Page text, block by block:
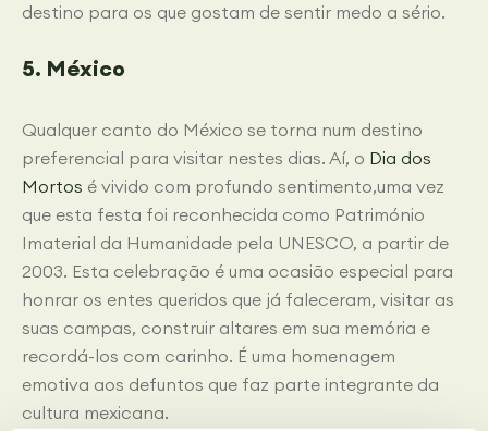
destino para os que gostam de sentir medo a sério.
5. México
Qualquer canto do México se torna num destino
preferencial para visitar nestes dias. Aí, o Dia dos
Mortos é vivido com profundo sentimento,uma vez
que esta festa foi reconhecida como Património
Imaterial da Humanidade pela UNESCO, a partir de
2003. Esta celebração é uma ocasião especial para
honrar os entes queridos que já faleceram, visitar as
suas campas, construir altares em sua memória e
recordá-los com carinho. É uma homenagem
emotiva aos defuntos que faz parte integrante da
cultura mexicana.